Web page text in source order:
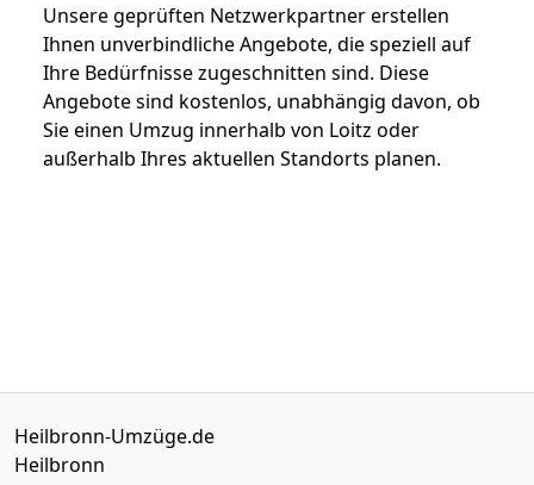
Unsere geprüften Netzwerkpartner erstellen
Ihnen unverbindliche Angebote, die speziell auf
Ihre Bedürfnisse zugeschnitten sind. Diese
Angebote sind kostenlos, unabhängig davon, ob
Sie einen Umzug innerhalb von Loitz oder
außerhalb Ihres aktuellen Standorts planen.
Heilbronn-Umzüge.de
Heilbronn